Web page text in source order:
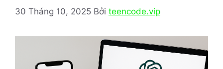
30 Tháng 10, 2025 Bởi teencode.vip